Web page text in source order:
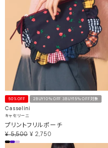
50%OFF 2BUY10％OFF 3BUY15％OFF対象
Casselini
キャセリーニ
プリントフリルポーチ
¥ 5,500 ¥ 2,750